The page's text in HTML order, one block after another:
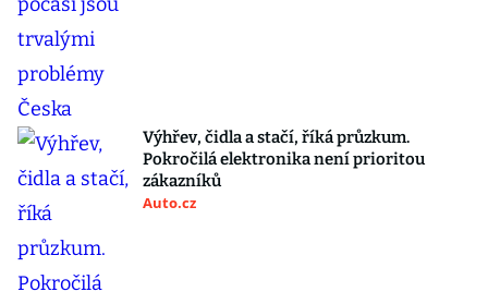
Výhřev, čidla a stačí, říká průzkum.
Pokročilá elektronika není prioritou
zákazníků
Auto.cz